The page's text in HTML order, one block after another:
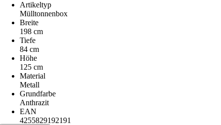
Artikeltyp
Mülltonnenbox
Breite
198 cm
Tiefe
84 cm
Höhe
125 cm
Material
Metall
Grundfarbe
Anthrazit
EAN
4255829192191